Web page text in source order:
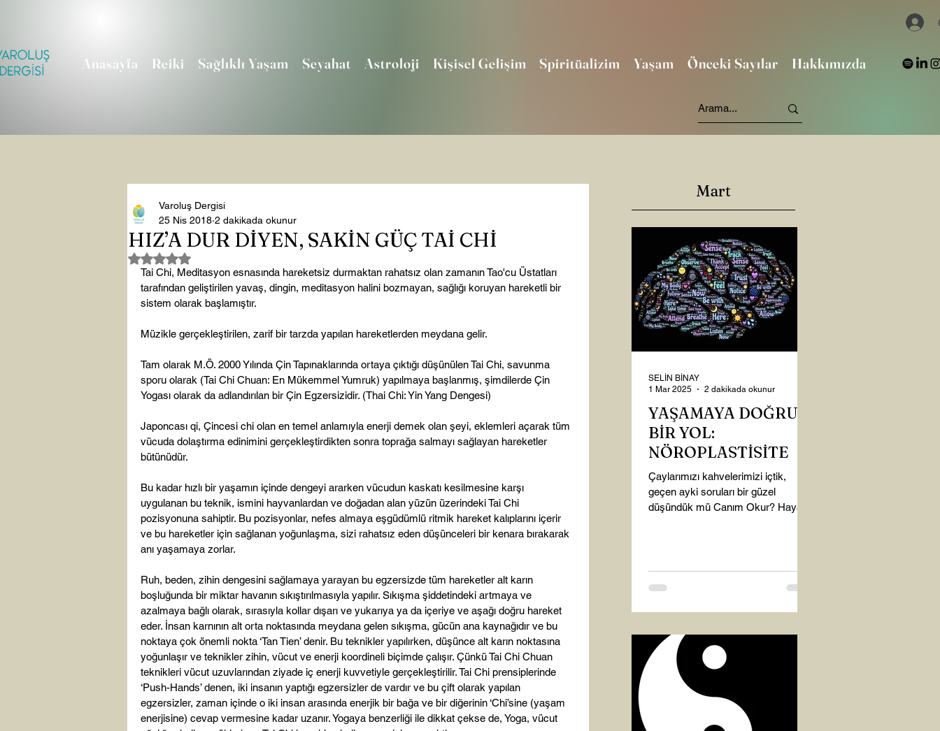
Anasayfa Reiki Sağlıklı Yaşam Seyahat Astroloji Kişisel Gelişim Spiritüalizim Yaşam Önceki Sayılar Hakkımızda
HIZ’A DUR DİYEN, SAKİN GÜÇ TAİ CHİ
Varoluş Dergisi
25 Nis 2018 2 dakikada okunur
5 üzerinden NaN yıldız
Tai Chi, Meditasyon esnasında hareketsiz durmaktan rahatsız olan zamanın Tao'cu Üstatları
tarafından geliştirilen yavaş, dingin, meditasyon halini bozmayan, sağlığı koruyan hareketli bir
sistem olarak başlamıştır.
Müzikle gerçekleştirilen, zarif bir tarzda yapılan hareketlerden meydana gelir.
Tam olarak M.Ö. 2000 Yılında Çin Tapınaklarında ortaya çıktığı düşünülen Tai Chi, savunma
sporu olarak (Tai Chi Chuan: En Mükemmel Yumruk) yapılmaya başlanmış, şimdilerde Çin
Yogası olarak da adlandırılan bir Çin Egzersizidir. (Thai Chi: Yin Yang Dengesi)
Japoncası qi, Çincesi chi olan en temel anlamıyla enerji demek olan şeyi, eklemleri açarak tüm
vücuda dolaştırma edinimini gerçekleştirdikten sonra toprağa salmayı sağlayan hareketler
bütünüdür.
Bu kadar hızlı bir yaşamın içinde dengeyi ararken vücudun kaskatı kesilmesine karşı
uygulanan bu teknik, ismini hayvanlardan ve doğadan alan yüzün üzerindeki Tai Chi
pozisyonuna sahiptir. Bu pozisyonlar, nefes almaya eşgüdümlü ritmik hareket kalıplarını içerir
ve bu hareketler için sağlanan yoğunlaşma, sizi rahatsız eden düşünceleri bir kenara bırakarak
anı yaşamaya zorlar.
Ruh, beden, zihin dengesini sağlamaya yarayan bu egzersizde tüm hareketler alt karın
boşluğunda bir miktar havanın sıkıştırılmasıyla yapılır. Sıkışma şiddetindeki artmaya ve
azalmaya bağlı olarak, sırasıyla kollar dışarı ve yukarıya ya da içeriye ve aşağı doğru hareket
eder. İnsan karnının alt orta noktasında meydana gelen sıkışma, gücün ana kaynağıdır ve bu
noktaya çok önemli nokta ‘Tan Tien’ denir. Bu teknikler yapılırken, düşünce alt karın noktasına
yoğunlaşır ve teknikler zihin, vücut ve enerji koordineli biçimde çalışır. Çünkü Tai Chi Chuan
teknikleri vücut uzuvlarından ziyade iç enerji kuvvetiyle gerçekleştirilir. Tai Chi prensiplerinde
‘Push-Hands’ denen, iki insanın yaptığı egzersizler de vardır ve bu çift olarak yapılan
egzersizler, zaman içinde o iki insan arasında enerjik bir bağa ve bir diğerinin ‘Chi’sine (yaşam
enerjisine) cevap vermesine kadar uzanır. Yogaya benzerliği ile dikkat çekse de, Yoga, vücut
Mart
YAŞAMAYA DOĞRU
BİR YOL:
NÖROPLASTİSİTE
Çaylarımızı kahvelerimizi içtik,
geçen ayki soruları bir güzel
düşündük mü Canım Okur? Hayatta
SELİN BİNAY
1 Mar 2025
2 dakikada okunur